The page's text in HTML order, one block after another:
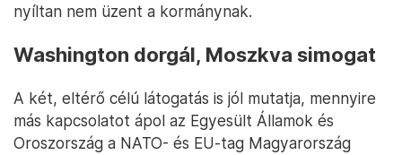
nyíltan nem üzent a kormánynak.
Washington dorgál, Moszkva simogat
A két, eltérő célú látogatás is jól mutatja, mennyire
más kapcsolatot ápol az Egyesült Államok és
Oroszország a NATO- és EU-tag Magyarország